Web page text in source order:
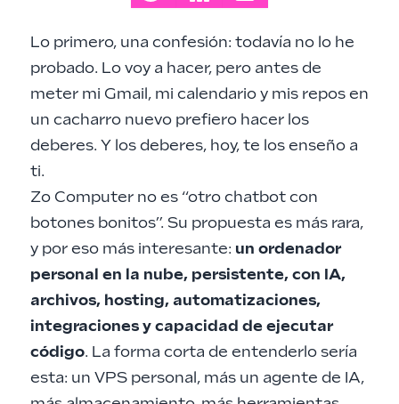
Lo primero, una confesión: todavía no lo he
probado. Lo voy a hacer, pero antes de
meter mi Gmail, mi calendario y mis repos en
un cacharro nuevo prefiero hacer los
deberes. Y los deberes, hoy, te los enseño a
ti.
Zo Computer no es “otro chatbot con
botones bonitos”. Su propuesta es más rara,
y por eso más interesante: un ordenador
personal en la nube, persistente, con IA,
archivos, hosting, automatizaciones,
integraciones y capacidad de ejecutar
código. La forma corta de entenderlo sería
esta: un VPS personal, más un agente de IA,